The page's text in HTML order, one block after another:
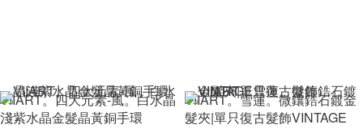
VIIART。四大元素-風。白水晶
淺紫水晶金髮晶黃銅手環
VIIART。雪蓮。微鑲鋯石鍍金
髮夾|單只復古髮飾VINTAGE